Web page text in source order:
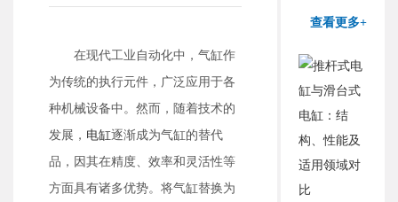
在现代工业自动化中，气缸作
为传统的执行元件，广泛应用于各
种机械设备中。然而，随着技术的
发展， 电缸逐渐成为气缸的替代
品，因其在精度、效率和灵活性等
方面具有诸多优势。将气缸替换为
查看更多+
器
2.铭辉电动缸型号参数表
料